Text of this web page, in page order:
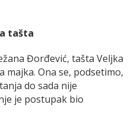
tašta
Đorđević, tašta Veljka
majka. Ona se, podsetimo,
do sada nije
je postupak bio